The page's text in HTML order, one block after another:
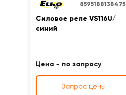
8595188138475
Силовое реле VS116U/
синий
Цена - по запросу
Запрос цены